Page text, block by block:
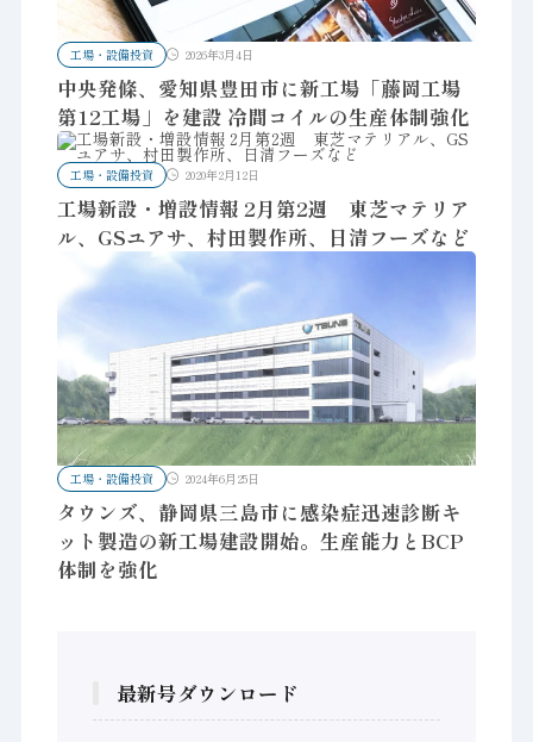
工場・設備投資 2026年3月4日
中央発條、愛知県豊田市に新工場「藤岡工場
第12工場」を建設 冷間コイルの生産体制強化
工場・設備投資 2020年2月12日
工場新設・増設情報 2月第2週 東芝マテリア
ル、GSユアサ、村田製作所、日清フーズなど
工場・設備投資 2024年6月25日
タウンズ、静岡県三島市に感染症迅速診断キ
ット製造の新工場建設開始。生産能力とBCP
体制を強化
最新号ダウンロード